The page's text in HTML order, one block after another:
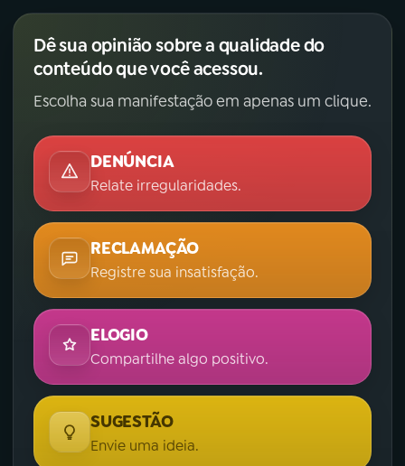
Dê sua opinião sobre a qualidade do
conteúdo que você acessou.
Escolha sua manifestação em apenas um clique.
DENÚNCIA
Relate irregularidades.
RECLAMAÇÃO
Registre sua insatisfação.
ELOGIO
Compartilhe algo positivo.
SUGESTÃO
Envie uma ideia.